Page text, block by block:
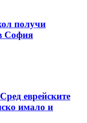
получи
София
еврейските
имало и